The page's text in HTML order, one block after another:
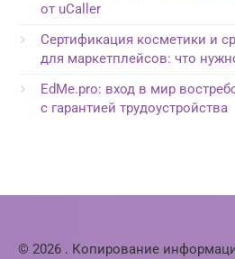
от uCaller
Сертификация косметики и
для маркетплейсов: что
EdMe.pro: вход в мир
с гарантией трудоустройства
© 2026 . Копирование